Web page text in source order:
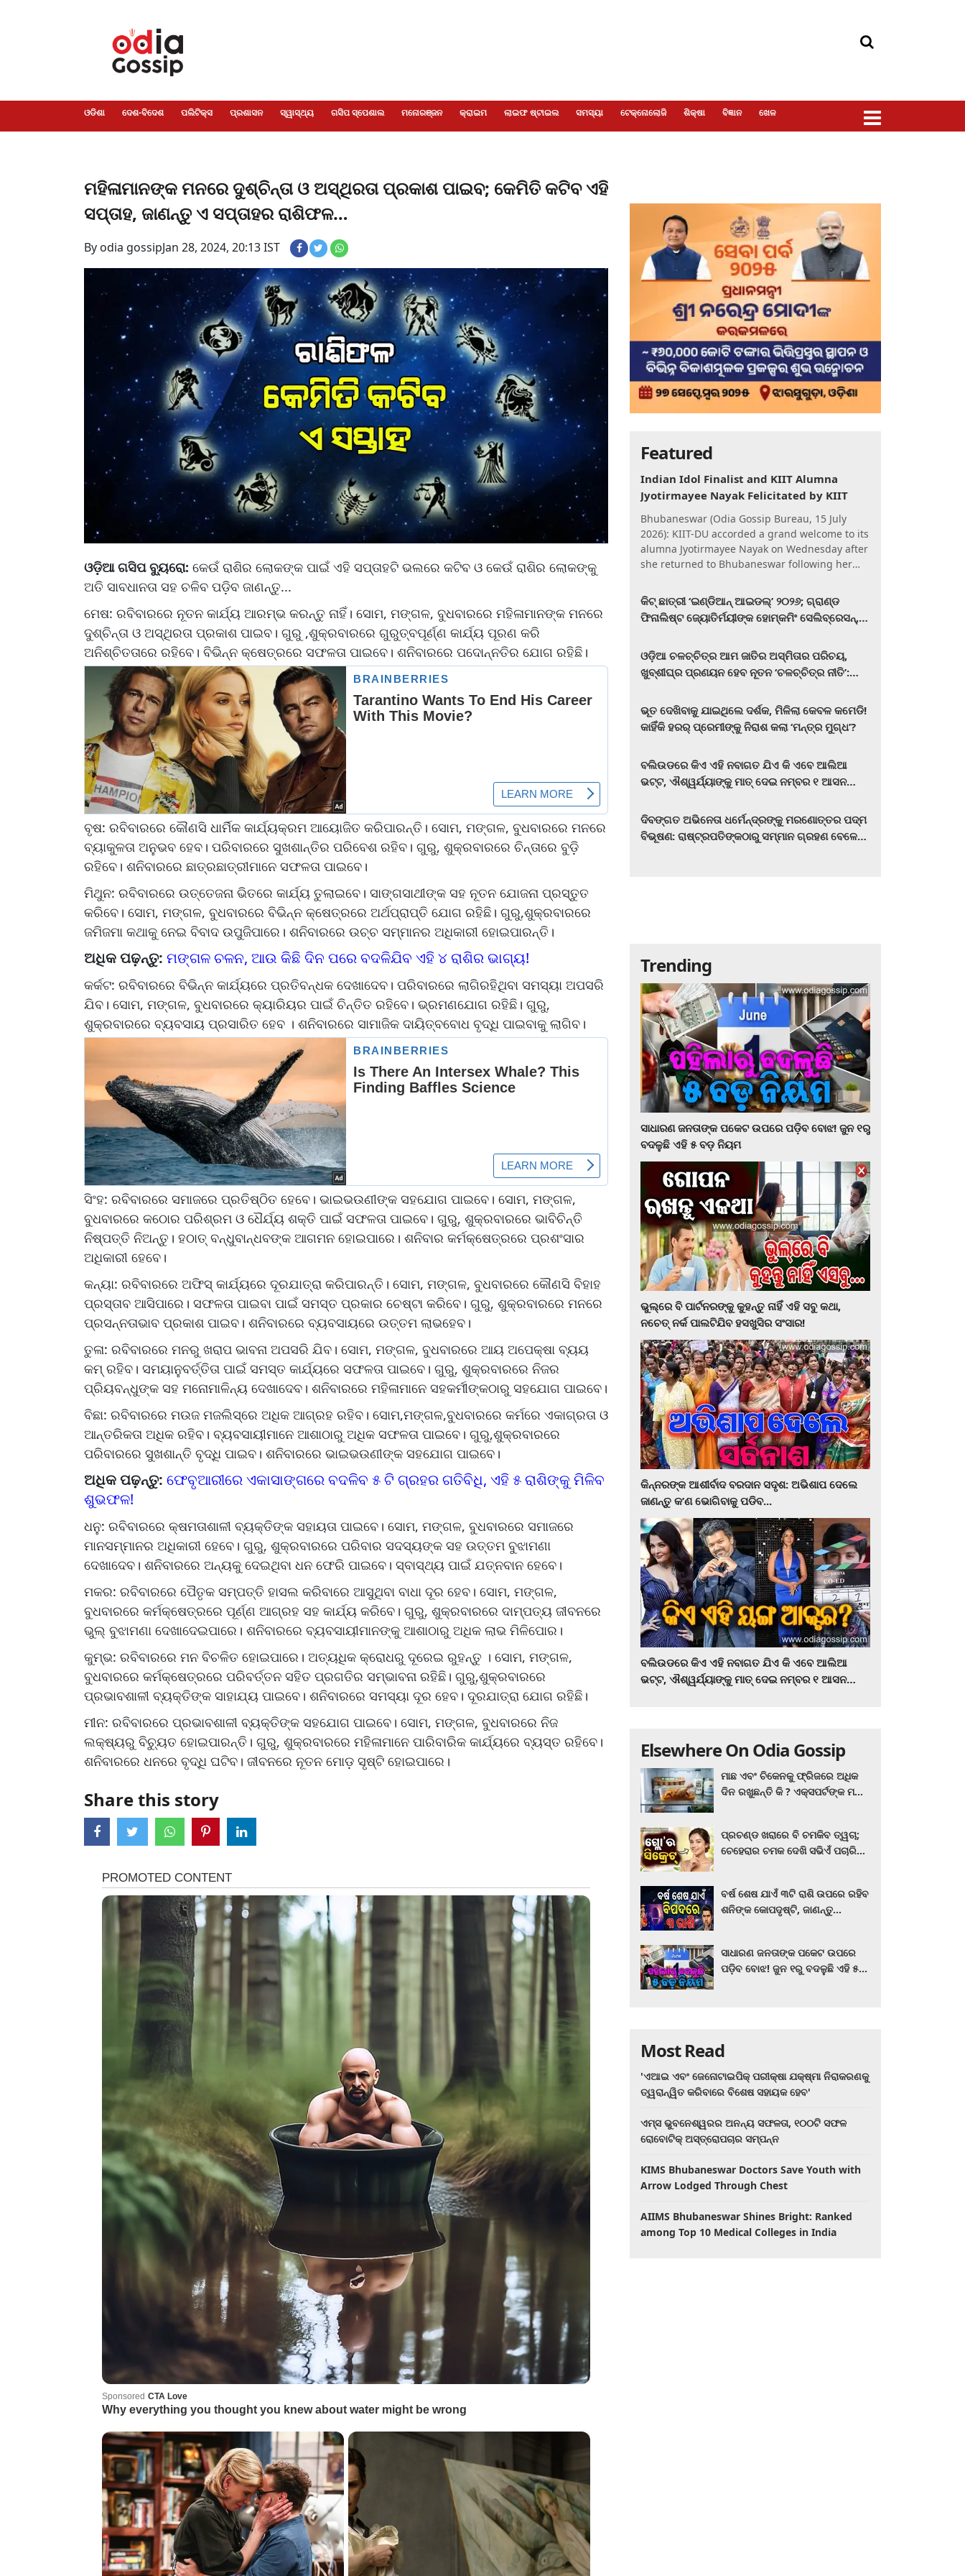
ଓଡିଶା ଦେଶ-ବିଦେଶ ପଲିଟିକ୍ସ ପ୍ରଶାସନ ସ୍ୱାସ୍ଥ୍ୟ ଗସିପ ସ୍ପେଶାଲ ମନୋରଞ୍ଜନ କ୍ରାଇମ ଲାଇଫ ଷ୍ଟାଇଲ ସମସ୍ୟା ଟେକ୍ନୋଲୋଜି ଶିକ୍ଷା ବିଜ୍ଞାନ ଖେଳ
ମହିଳାମାନଙ୍କ ମନରେ ଦୁଶ୍ଚିନ୍ତା ଓ ଅସ୍ଥିରତା ପ୍ରକାଶ ପାଇବ; କେମିତି କଟିବ ଏହି
ସପ୍ତାହ, ଜାଣନ୍ତୁ ଏ ସପ୍ତାହର ରାଶିଫଳ…
By odia gossipJan 28, 2024, 20:13 IST
ଓଡ଼ିଆ ଗସିପ ବ୍ୟୁରୋ: କେଉଁ ରାଶିର ଲୋକଙ୍କ ପାଇଁ ଏହି ସପ୍ତାହଟି ଭଲରେ କଟିବ ଓ କେଉଁ ରାଶିର ଲୋକଙ୍କୁ
ଅତି ସାବଧାନତା ସହ ଚଳିବ ପଡ଼ିବ ଜାଣନ୍ତୁ...
ମେଷ: ରବିବାରରେ ନୂତନ କାର୍ଯ୍ୟ ଆରମ୍ଭ କରନ୍ତୁ ନାହିଁ। ସୋମ, ମଙ୍ଗଳ, ବୁଧବାରରେ ମହିଳାମାନଙ୍କ ମନରେ
ଦୁଶ୍ଚିନ୍ତା ଓ ଅସ୍ଥିରତା ପ୍ରକାଶ ପାଇବ। ଗୁରୁ ,ଶୁକ୍ରବାରରେ ଗୁରୁତ୍ବପୂର୍ଣ୍ଣ କାର୍ଯ୍ୟ ପୂରଣ କରି
ଅନିଶ୍ଚିତତାରେ ରହିବେ। ବିଭିନ୍ନ କ୍ଷେତ୍ରରେ ସଫଳତା ପାଇବେ। ଶନିବାରରେ ପଦୋନ୍ନତିର ଯୋଗ ରହିଛି।
ବୃଷ: ରବିବାରରେ କୌଣସି ଧାର୍ମିକ କାର୍ଯ୍ୟକ୍ରମ ଆୟୋଜିତ କରିପାରନ୍ତି। ସୋମ, ମଙ୍ଗଳ, ବୁଧବାରରେ ମନରେ
ବ୍ୟାକୁଳତା ଅନୁଭବ ହେବ। ପରିବାରରେ ସୁଖଶାନ୍ତିର ପରିବେଶ ରହିବ। ଗୁରୁ, ଶୁକ୍ରବାରରେ ଚିନ୍ତାରେ ବୁଡ଼ି
ରହିବେ। ଶନିବାରରେ ଛାତ୍ରଛାତ୍ରୀମାନେ ସଫଳତା ପାଇବେ।
ମିଥୁନ: ରବିବାରରେ ଉତ୍ତେଜନା ଭିତରେ କାର୍ଯ୍ୟ ତୁଲାଇବେ। ସାଙ୍ଗସାଥୀଙ୍କ ସହ ନୂତନ ଯୋଜନା ପ୍ରସ୍ତୁତ
କରିବେ। ସୋମ, ମଙ୍ଗଳ, ବୁଧବାରରେ ବିଭିନ୍ନ କ୍ଷେତ୍ରରେ ଅର୍ଥପ୍ରାପ୍ତି ଯୋଗ ରହିଛି। ଗୁରୁ,ଶୁକ୍ରବାରରେ
ଜମିଜମା କଥାକୁ ନେଇ ବିବାଦ ଉପୁଜିପାରେ। ଶନିବାରରେ ଉଚ୍ଚ ସମ୍ମାନର ଅଧିକାରୀ ହୋଇପାରନ୍ତି।
ଅଧିକ ପଢ଼ନ୍ତୁ: ମଙ୍ଗଳ ଚଳନ, ଆଉ କିଛି ଦିନ ପରେ ବଦଳିଯିବ ଏହି ୪ ରାଶିର ଭାଗ୍ୟ!
କର୍କଟ: ରବିବାରରେ ବିଭିନ୍ନ କାର୍ଯ୍ୟରେ ପ୍ରତିବନ୍ଧକ ଦେଖାଦେବ। ପରିବାରରେ ଲାଗିରହିଥିବା ସମସ୍ୟା ଅପସରି
ଯିବ। ସୋମ, ମଙ୍ଗଳ, ବୁଧବାରରେ କ୍ୟାରିୟର ପାଇଁ ଚିନ୍ତିତ ରହିବେ। ଭ୍ରମଣଯୋଗ ରହିଛି। ଗୁରୁ,
ଶୁକ୍ରବାରରେ ବ୍ୟବସାୟ ପ୍ରସାରିତ ହେବ । ଶନିବାରରେ ସାମାଜିକ ଦାୟିତ୍ବବୋଧ ବୃଦ୍ଧି ପାଇବାକୁ ଲାଗିବ।
ସିଂହ: ରବିବାରରେ ସମାଜରେ ପ୍ରତିଷ୍ଠିତ ହେବେ। ଭାଇଭଉଣୀଙ୍କ ସହଯୋଗ ପାଇବେ। ସୋମ, ମଙ୍ଗଳ,
ବୁଧବାରରେ କଠୋର ପରିଶ୍ରମ ଓ ଧୈର୍ଯ୍ୟ ଶକ୍ତି ପାଇଁ ସଫଳତା ପାଇବେ। ଗୁରୁ, ଶୁକ୍ରବାରରେ ଭାବିଚିନ୍ତି
ନିଷ୍ପତ୍ତି ନିଅନ୍ତୁ। ହଠାତ୍‌ ବନ୍ଧୁବାନ୍ଧବଙ୍କ ଆଗମନ ହୋଇପାରେ। ଶନିବାର କର୍ମକ୍ଷେତ୍ରରେ ପ୍ରଶଂସାର
ଅଧିକାରୀ ହେବେ।
କନ୍ୟା: ରବିବାରରେ ଅଫିସ୍‌ କାର୍ଯ୍ୟରେ ଦୂରଯାତ୍ରା କରିପାରନ୍ତି। ସୋମ, ମଙ୍ଗଳ, ବୁଧବାରରେ କୌଣସି ବିହାହ
ପ୍ରସ୍ତାବ ଆସିପାରେ। ସଫଳତା ପାଇବା ପାଇଁ ସମସ୍ତ ପ୍ରକାର ଚେଷ୍ଟା କରିବେ। ଗୁରୁ, ଶୁକ୍ରବାରରେ ମନରେ
ପ୍ରସନ୍ନତାଭାବ ପ୍ରକାଶ ପାଇବ। ଶନିବାରରେ ବ୍ୟବସାୟରେ ଉତ୍ତମ ଲାଭହେବ।
ତୁଳା: ରବିବାରରେ ମନରୁ ଖରାପ ଭାବନା ଅପସରି ଯିବ। ସୋମ, ମଙ୍ଗଳ, ବୁଧବାରରେ ଆୟ ଅପେକ୍ଷା ବ୍ୟୟ
କମ୍‌ ରହିବ। ସମୟାନୁବର୍ତ୍ତିତା ପାଇଁ ସମସ୍ତ କାର୍ଯ୍ୟରେ ସଫଳତା ପାଇବେ। ଗୁରୁ, ଶୁକ୍ରବାରରେ ନିଜର
ପ୍ରିୟବନ୍ଧୁଙ୍କ ସହ ମନୋମାଳିନ୍ୟ ଦେଖାଦେବ। ଶନିବାରରେ ମହିଳାମାନେ ସହକର୍ମୀଙ୍କଠାରୁ ସହଯୋଗ ପାଇବେ।
ବିଛା: ରବିବାରରେ ମଉଜ ମଜଲିସ୍‌ରେ ଅଧିକ ଆଗ୍ରହ ରହିବ। ସୋମ,ମଙ୍ଗଳ,ବୁଧବାରରେ କର୍ମରେ ଏକାଗ୍ରତା ଓ
ଆନ୍ତରିକତା ଅଧିକ ରହିବ। ବ୍ୟବସାୟୀମାନେ ଆଶାଠାରୁ ଅଧିକ ସଫଳତା ପାଇବେ। ଗୁରୁ,ଶୁକ୍ରବାରରେ
ପରିବାରରେ ସୁଖଶାନ୍ତି ବୃଦ୍ଧି ପାଇବ। ଶନିବାରରେ ଭାଇଭଉଣୀଙ୍କ ସହଯୋଗ ପାଇବେ।
ଅଧିକ ପଢ଼ନ୍ତୁ: ଫେବୃଆରୀରେ ଏକାସାଙ୍ଗରେ ବଦଳିବ ୫ ଟି ଗ୍ରହର ଗତିବିଧି, ଏହି ୫ ରାଶିଙ୍କୁ ମିଳିବ
ଶୁଭଫଳ!
ଧନୁ: ରବିବାରରେ କ୍ଷମତାଶାଳୀ ବ୍ୟକ୍ତିଙ୍କ ସହାୟତା ପାଇବେ। ସୋମ, ମଙ୍ଗଳ, ବୁଧବାରରେ ସମାଜରେ
ମାନସମ୍ମାନର ଅଧିକାରୀ ହେବେ। ଗୁରୁ, ଶୁକ୍ରବାରରେ ପରିବାର ସଦସ୍ୟଙ୍କ ସହ ଉତ୍ତମ ବୁଝାମଣା
ଦେଖାଦେବ। ଶନିବାରରେ ଅନ୍ୟକୁ ଦେଇଥିବା ଧନ ଫେରି ପାଇବେ। ସ୍ବାସ୍ଥ୍ୟ ପାଇଁ ଯତ୍ନବାନ ହେବେ।
ମକର: ରବିବାରରେ ପୈତୃକ ସମ୍ପତ୍ତି ହାସଲ କରିବାରେ ଆସୁଥିବା ବାଧା ଦୂର ହେବ। ସୋମ, ମଙ୍ଗଳ,
ବୁଧବାରରେ କର୍ମକ୍ଷେତ୍ରରେ ପୂର୍ଣ୍ଣ ଆଗ୍ରହ ସହ କାର୍ଯ୍ୟ କରିବେ। ଗୁରୁ, ଶୁକ୍ରବାରରେ ଦାମ୍ପତ୍ୟ ଜୀବନରେ
ଭୁଲ୍‌ ବୁଝାମଣା ଦେଖାଦେଇପାରେ। ଶନିବାରରେ ବ୍ୟବସାୟୀମାନଙ୍କୁ ଆଶାଠାରୁ ଅଧିକ ଲାଭ ମିଳିପାେର।
କୁମ୍ଭ: ରବିବାରରେ ମନ ବିଚଳିତ ହୋଇପାରେ। ଅତ୍ୟଧିକ କ୍ରୋଧରୁ ଦୂରେଇ ରୁହନ୍ତୁ । ସୋମ, ମଙ୍ଗଳ,
ବୁଧବାରରେ କର୍ମକ୍ଷେତ୍ରରେ ପରିବର୍ତ୍ତନ ସହିତ ପ୍ରଗତିର ସମ୍ଭାବନା ରହିଛି। ଗୁରୁ,ଶୁକ୍ରବାରରେ
ପ୍ରଭାବଶାଳୀ ବ୍ୟକ୍ତିଙ୍କ ସାହାଯ୍ୟ ପାଇବେ। ଶନିବାରରେ ସମସ୍ୟା ଦୂର ହେବ। ଦୂରଯାତ୍ରା ଯୋଗ ରହିଛି।
ମୀନ: ରବିବାରରେ ପ୍ରଭାବଶାଳୀ ବ୍ୟକ୍ତିଙ୍କ ସହଯୋଗ ପାଇବେ। ସୋମ, ମଙ୍ଗଳ, ବୁଧବାରରେ ନିଜ
ଲକ୍ଷ୍ୟରୁ ବିଚ୍ୟୁତ ହୋଇପାରନ୍ତି। ଗୁରୁ, ଶୁକ୍ରବାରରେ ମହିଳାମାନେ ପାରିବାରିକ କାର୍ଯ୍ୟରେ ବ୍ୟସ୍ତ ରହିବେ।
ଶନିବାରରେ ଧନରେ ବୃଦ୍ଧି ଘଟିବ। ଜୀବନରେ ନୂତନ ମୋଡ଼ ସୃଷ୍ଟି ହୋଇପାରେ।
Share this story
Featured
Indian Idol Finalist and KIIT Alumna
Jyotirmayee Nayak Felicitated by KIIT
Bhubaneswar (Odia Gossip Bureau, 15 July
2026): KIIT-DU accorded a grand welcome to its
alumna Jyotirmayee Nayak on Wednesday after
she returned to Bhubaneswar following her
କିଟ୍‍ ଛାତ୍ରୀ ‘ଇଣ୍ଡିଆନ୍ ଆଇଡଲ୍‌’ ୨୦୨୬; ଗ୍ରାଣ୍ଡ
ଫିନାଲିଷ୍ଟ ଜ୍ୟୋତିର୍ମୟୀଙ୍କ ହୋମ୍‍କମିଂ ସେଲିବ୍ରେସନ୍‍,
ଓଡ଼ିଆ ଚଳଚ୍ଚିତ୍ର ଆମ ଜାତିର ଅସ୍ମିତାର ପରିଚୟ,
ଖୁବ୍‌ଶୀଘ୍ର ପ୍ରଣୟନ ହେବ ନୂତନ ‘ଚଳଚ୍ଚିତ୍ର ନୀତି’:
ଭୂତ ଦେଖିବାକୁ ଯାଇଥିଲେ ଦର୍ଶକ, ମିଳିଲା କେବଳ କମେଡି!
କାହିଁକି ହରର୍‌ ପ୍ରେମୀଙ୍କୁ ନିରାଶ କଲା ‘ମନ୍ତ୍ର ମୁଗ୍ଧ’?
ବଲିଉଡରେ କିଏ ଏହି ନବାଗତ ଯିଏ କି ଏବେ ଆଲିଆ
ଭଟ୍ଟ, ଐଶ୍ୱର୍ଯ୍ୟାଙ୍କୁ ମାତ୍‌ ଦେଇ ନମ୍ବର ୧ ଆସନ
ଦିବଙ୍ଗତ ଅଭିନେତା ଧର୍ମେନ୍ଦ୍ରଙ୍କୁ ମରଣୋତ୍ତର ପଦ୍ମ
ବିଭୂଷଣ: ରାଷ୍ଟ୍ରପତିଙ୍କଠାରୁ ସମ୍ମାନ ଗ୍ରହଣ ବେଳେ
Trending
ସାଧାରଣ ଜନତାଙ୍କ ପକେଟ ଉପରେ ପଡ଼ିବ ବୋଝ! ଜୁନ ୧ରୁ
ବଦଳୁଛି ଏହି ୫ ବଡ଼ ନିୟମ
ଭୁଲ୍‌ରେ ବି ପାର୍ଟନରଙ୍କୁ କୁହନ୍ତୁ ନାହିଁ ଏହି ସବୁ କଥା,
ନଚେତ୍‌ ନର୍କ ପାଲଟିଯିବ ହସଖୁସିର ସଂସାର!
କିନ୍ନରଙ୍କ ଆଶୀର୍ବାଦ ବରଦାନ ସଦୃଶ: ଅଭିଶାପ ଦେଲେ
ଜାଣନ୍ତୁ କ’ଣ ଭୋଗିବାକୁ ପଡିବ...
ବଲିଉଡରେ କିଏ ଏହି ନବାଗତ ଯିଏ କି ଏବେ ଆଲିଆ
ଭଟ୍ଟ, ଐଶ୍ୱର୍ଯ୍ୟାଙ୍କୁ ମାତ୍‌ ଦେଇ ନମ୍ବର ୧ ଆସନ
Elsewhere On Odia Gossip
ମାଛ ଏବଂ ଚିକେନକୁ ଫ୍ରିଜରେ ଅଧିକ
ଦିନ ରଖୁଛନ୍ତି କି ? ଏକ୍ସପର୍ଟଙ୍କ ମତ
ପ୍ରଚଣ୍ଡ ଖରାରେ ବି ଚମକିବ ତ୍ୱଚା;
ଚେହେରାର ଚମକ ଦେଖି ସଭିଏଁ ପଚାରିବେ
ବର୍ଷ ଶେଷ ଯାଏଁ ୩ଟି ରାଶି ଉପରେ ରହିବ
ଶନିଙ୍କ କୋପଦୃଷ୍ଟି, ଜାଣନ୍ତୁ
ସାଧାରଣ ଜନତାଙ୍କ ପକେଟ ଉପରେ
ପଡ଼ିବ ବୋଝ! ଜୁନ ୧ରୁ ବଦଳୁଛି ଏହି ୫
Most Read
'ଏଆଇ ଏବଂ ଜେନୋଟାଇପିକ୍ ପରୀକ୍ଷା ଯକ୍ଷ୍ମା ନିରାକରଣକୁ
ତ୍ୱରାନ୍ୱିତ କରିବାରେ ବିଶେଷ ସହାୟକ ହେବ'
ଏମ୍ସ ଭୁବନେଶ୍ୱରର ଅନନ୍ୟ ସଫଳତା, ୧୦୦ଟି ସଫଳ
ରୋବୋଟିକ୍ ଅସ୍ତ୍ରୋପଚାର ସମ୍ପନ୍ନ
KIMS Bhubaneswar Doctors Save Youth with
Arrow Lodged Through Chest
AIIMS Bhubaneswar Shines Bright: Ranked
among Top 10 Medical Colleges in India